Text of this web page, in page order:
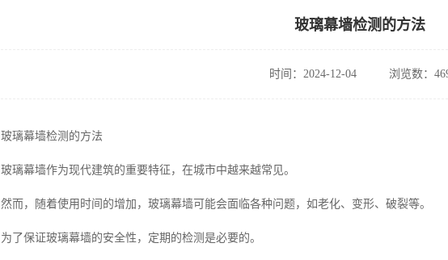
玻璃幕墙检测的方法
时间：2024-12-04 浏览数：
玻璃幕墙检测的方法
玻璃幕墙作为现代建筑的重要特征，在城市中越来越常见。
然而，随着使用时间的增加，玻璃幕墙可能会面临各种问题，如老化、变形、破裂等。
为了保证玻璃幕墙的安全性，定期的检测是必要的。